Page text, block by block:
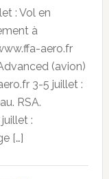
: Vol en
à
aero.fr
(avion)
3-5 juillet :
RSA.
:
[…]